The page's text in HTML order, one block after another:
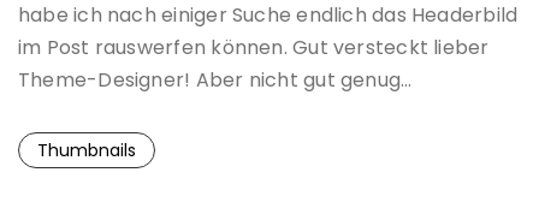
habe ich nach einiger Suche endlich das Headerbild
im Post rauswerfen können. Gut versteckt lieber
Theme-Designer! Aber nicht gut genug…
Thumbnails